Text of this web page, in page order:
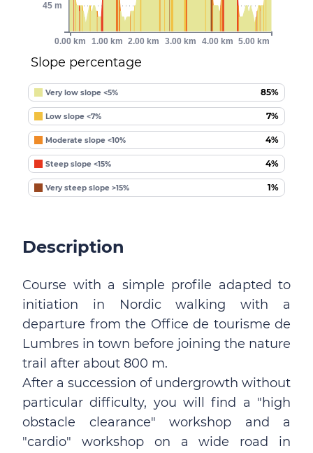
Slope percentage
Very low slope <5% 85%
Low slope <7% 7%
Moderate slope <10% 4%
Steep slope <15% 4%
Very steep slope >15% 1%
0.00 km 1.00 km 2.00 km 3.00 km 4.00 km 5.00 km
45 m
Description
Course with a simple profile adapted to
initiation in Nordic walking with a
departure from the Office de tourisme de
Lumbres in town before joining the nature
trail after about 800 m.
After a succession of undergrowth without
particular difficulty, you will find a "high
obstacle clearance" workshop and a
"cardio" workshop on a wide road in